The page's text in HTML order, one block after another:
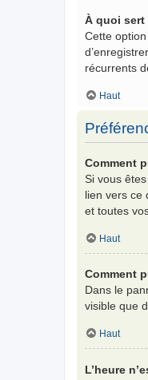
À quoi sert
Cette
récurrents
Haut
Comment
Si vous
lien vers ce
et toutes
Haut
Comment
Dans le
visible que
Haut
L’heure